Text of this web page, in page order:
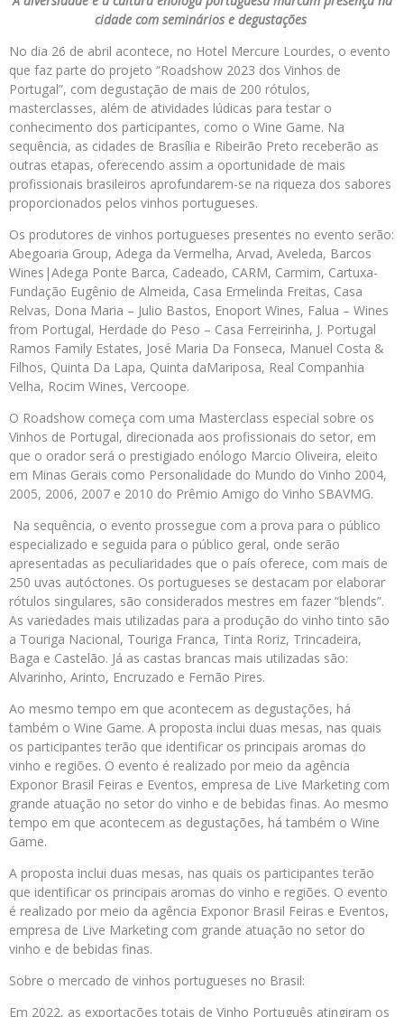
cidade com seminários e degustações
No dia 26 de abril acontece, no Hotel Mercure Lourdes, o evento
que faz parte do projeto “Roadshow 2023 dos Vinhos de
Portugal”, com degustação de mais de 200 rótulos,
masterclasses, além de atividades lúdicas para testar o
conhecimento dos participantes, como o Wine Game. Na
sequência, as cidades de Brasília e Ribeirão Preto receberão as
outras etapas, oferecendo assim a oportunidade de mais
profissionais brasileiros aprofundarem-se na riqueza dos sabores
proporcionados pelos vinhos portugueses.
Os produtores de vinhos portugueses presentes no evento serão:
Abegoaria Group, Adega da Vermelha, Arvad, Aveleda, Barcos
Wines|Adega Ponte Barca, Cadeado, CARM, Carmim, Cartuxa-
Fundação Eugênio de Almeida, Casa Ermelinda Freitas, Casa
Relvas, Dona Maria – Julio Bastos, Enoport Wines, Falua – Wines
from Portugal, Herdade do Peso – Casa Ferreirinha, J. Portugal
Ramos Family Estates, José Maria Da Fonseca, Manuel Costa &
Filhos, Quinta Da Lapa, Quinta daMariposa, Real Companhia
Velha, Rocim Wines, Vercoope.
O Roadshow começa com uma Masterclass especial sobre os
Vinhos de Portugal, direcionada aos profissionais do setor, em
que o orador será o prestigiado enólogo Marcio Oliveira, eleito
em Minas Gerais como Personalidade do Mundo do Vinho 2004,
2005, 2006, 2007 e 2010 do Prêmio Amigo do Vinho SBAVMG.
Na sequência, o evento prossegue com a prova para o público
especializado e seguida para o público geral, onde serão
apresentadas as peculiaridades que o país oferece, com mais de
250 uvas autóctones. Os portugueses se destacam por elaborar
rótulos singulares, são considerados mestres em fazer “blends”.
As variedades mais utilizadas para a produção do vinho tinto são
a Touriga Nacional, Touriga Franca, Tinta Roriz, Trincadeira,
Baga e Castelão. Já as castas brancas mais utilizadas são:
Alvarinho, Arinto, Encruzado e Fernão Pires.
Ao mesmo tempo em que acontecem as degustações, há
também o Wine Game. A proposta inclui duas mesas, nas quais
os participantes terão que identificar os principais aromas do
vinho e regiões. O evento é realizado por meio da agência
Exponor Brasil Feiras e Eventos, empresa de Live Marketing com
grande atuação no setor do vinho e de bebidas finas. Ao mesmo
tempo em que acontecem as degustações, há também o Wine
Game.
A proposta inclui duas mesas, nas quais os participantes terão
que identificar os principais aromas do vinho e regiões. O evento
é realizado por meio da agência Exponor Brasil Feiras e Eventos,
empresa de Live Marketing com grande atuação no setor do
vinho e de bebidas finas.
Sobre o mercado de vinhos portugueses no Brasil:
Em 2022, as exportações totais de Vinho Português atingiram os